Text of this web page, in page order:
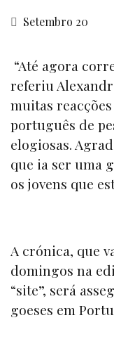
Setembro 20
“Até agora
referiu
muitas
português de
elogiosas.
que ia ser uma
os jovens que
A crónica, que
domingos na
“site”, será
goeses em